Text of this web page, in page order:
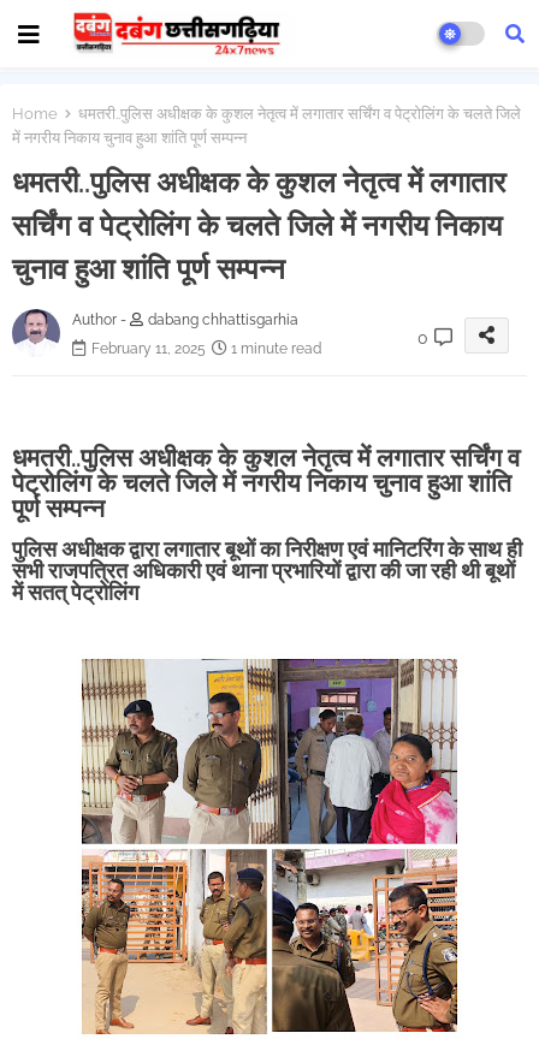
Home
धमतरी..पुलिस अधीक्षक के कुशल नेतृत्व में लगातार सर्चिंग व पेट्रोलिंग के चलते जिले
में नगरीय निकाय चुनाव हुआ शांति पूर्ण सम्पन्न
धमतरी..पुलिस अधीक्षक के कुशल नेतृत्व में लगातार
सर्चिंग व पेट्रोलिंग के चलते जिले में नगरीय निकाय
चुनाव हुआ शांति पूर्ण सम्पन्न
Author -
dabang chhattisgarhia
February 11, 2025
1 minute read
0
धमतरी..पुलिस अधीक्षक के कुशल नेतृत्व में लगातार सर्चिंग व
पेट्रोलिंग के चलते जिले में नगरीय निकाय चुनाव हुआ शांति
पूर्ण सम्पन्न
पुलिस अधीक्षक द्वारा लगातार बूथों का निरीक्षण एवं मानिटरिंग के साथ ही
सभी राजपत्रित अधिकारी एवं थाना प्रभारियों द्वारा की जा रही थी बूथों
में सतत् पेट्रोलिंग